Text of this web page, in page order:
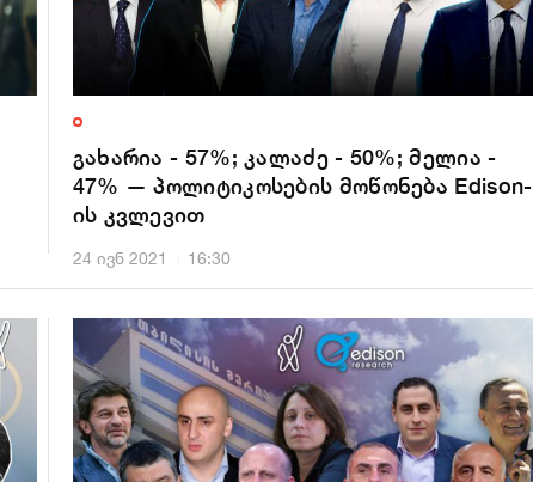
გახარია - 57%; კალაძე - 50%; მელია -
47% — პოლიტიკოსების მოწონება Edison-
ის კვლევით
24 ივნ 2021 16:30